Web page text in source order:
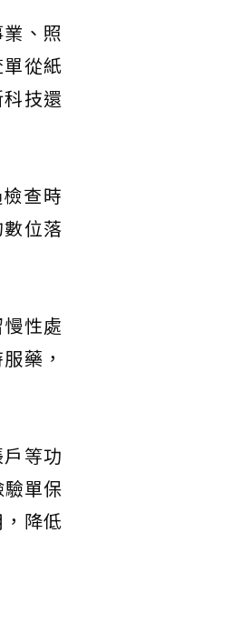
、照
從紙
技還
查時
位落
性處
藥，
等功
單保
降低